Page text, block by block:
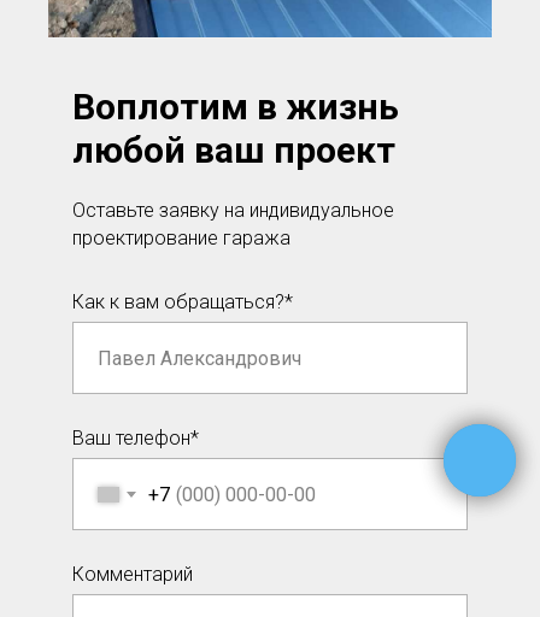
Воплотим в жизнь
любой ваш проект
Оставьте заявку на индивидуальное
проектирование гаража
Как к вам обращаться?*
Ваш телефон*
+7
Комментарий